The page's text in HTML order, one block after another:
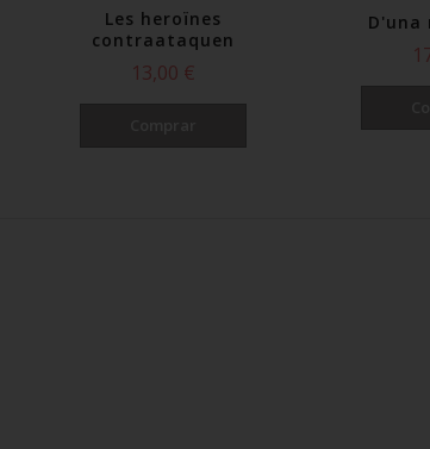
Les heroïnes
contraataquen
13,00 €
D'una